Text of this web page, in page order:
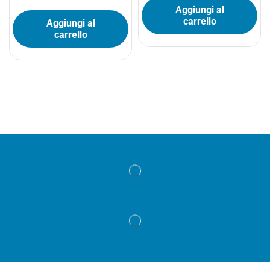
Aggiungi al
carrello
Aggiungi al
carrello